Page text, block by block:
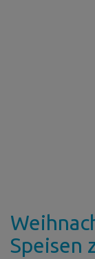
Speisen